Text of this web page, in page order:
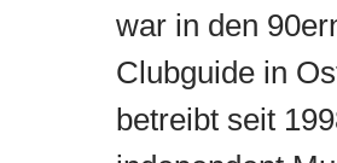
war in den
Clubguide in
betreibt seit